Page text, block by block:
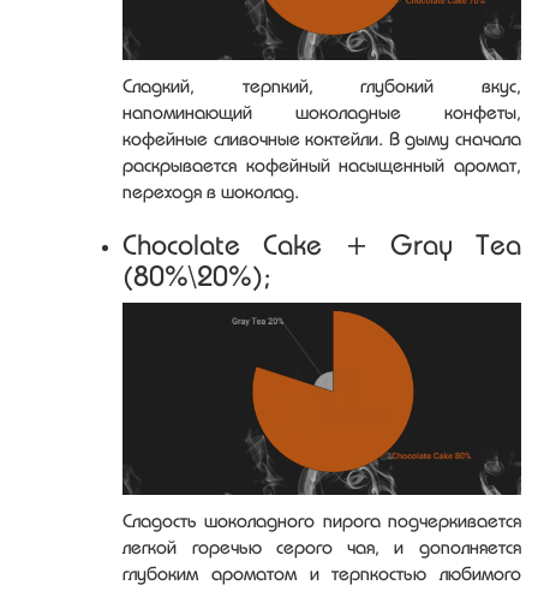
Сладкий, терпкий, глубокий вкус,
напоминающий шоколадные конфеты,
кофейные сливочные коктейли. В дыму сначала
раскрывается кофейный насыщенный аромат,
переходя в шоколад.
Chocolate Cake + Gray Tea
(80%\20%);
Сладость шоколадного пирога подчеркивается
легкой горечью серого чая, и дополняется
глубоким ароматом и терпкостью любимого